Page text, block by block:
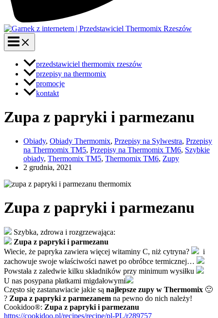
przedstawiciel thermomix rzeszów
przepisy na thermomix
promocje
kontakt
Zupa z papryki i parmezanu
Obiady, Obiady Thermomix, Przepisy na Sylwestra, Przepisy
na Thermomix TM5, Przepisy na Thermomix TM6, Szybkie
obiady, Thermomix TM5, Thermomix TM6, Zupy
2 grudnia, 2021
Zupa z papryki i parmezanu
Szybka, zdrowa i rozgrzewająca:
Zupa z papryki i parmezanu
Wiecie, że papryka zawiera więcej witaminy C, niż cytryna?
i
zachowuje swoje właściwości nawet po obróbce termicznej…
Powstała z zaledwie kilku składników przy minimum wysiłku
U nas posypana płatkami migdałowymi
Często się zastanawiacie jakie są najlepsze zupy w Thermomix 🙂
? Zupa z papryki z parmezanem na pewno do nich należy!
Cookidoo®: Zupa z papryki i parmezanu
https://cookidoo.pl/recipes/recipe/pl-PL/r289757